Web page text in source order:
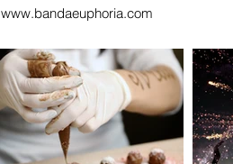
www.bandaeuphoria.com